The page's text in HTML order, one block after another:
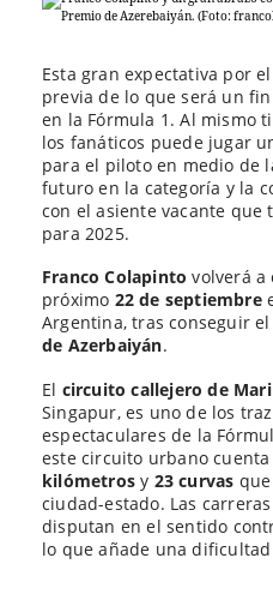
Esta gran expectativa por
previa de lo que será un
en la Fórmula 1. Al mismo
los fanáticos puede jugar
para el piloto en medio de
futuro en la categoría y la
con el asiente vacante que
para 2025.
Franco Colapinto volverá a
próximo 22 de septiembre
Argentina, tras conseguir el
de Azerbaiyán.
El circuito callejero de
Singapur, es uno de los
espectaculares de la
este circuito urbano
kilómetros y 23 curvas
ciudad-estado. Las
disputan en el sentido
lo que añade una